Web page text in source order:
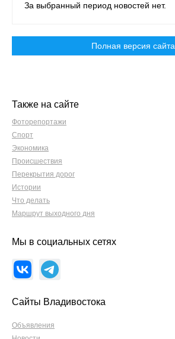
За выбранный период новостей нет.
Полная версия сайта
Также на сайте
Фоторепортажи
Спорт
Экономика
Происшествия
Перекрытия дорог
Истории
Что делать
Маршрут выходного дня
Мы в социальных сетях
Сайты Владивостока
Объявления